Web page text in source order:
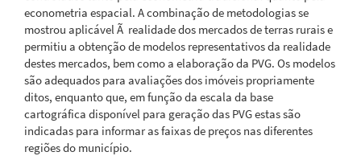
econometria espacial. A combinação de metodologias se
mostrou aplicável Ã realidade dos mercados de terras rurais e
permitiu a obtenção de modelos representativos da realidade
destes mercados, bem como a elaboração da PVG. Os modelos
são adequados para avaliações dos imóveis propriamente
ditos, enquanto que, em função da escala da base
cartográfica disponível para geração das PVG estas são
indicadas para informar as faixas de preços nas diferentes
regiões do município.